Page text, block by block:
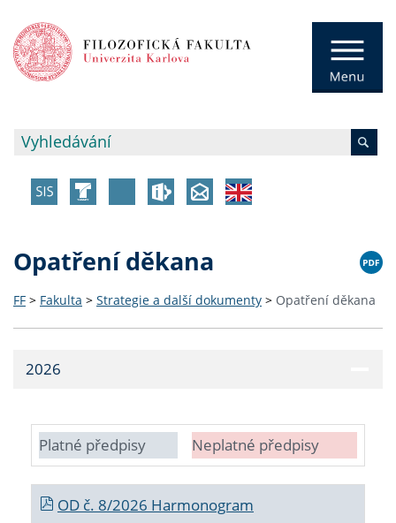
Opatření děkana
FF > Fakulta > Strategie a další dokumenty > Opatření děkana
2026
Platné předpisy Neplatné předpisy
OD č. 8/2026 Harmonogram